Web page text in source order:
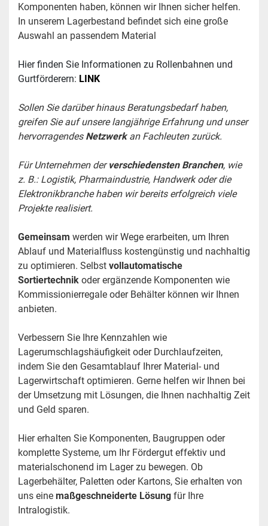
Komponenten haben, können wir Ihnen sicher helfen.
In unserem Lagerbestand befindet sich eine große
Auswahl an passendem Material
Hier finden Sie Informationen zu Rollenbahnen und
Gurtförderern: LINK
Sollen Sie darüber hinaus Beratungsbedarf haben,
greifen Sie auf unsere langjährige Erfahrung und unser
hervorragendes Netzwerk an Fachleuten zurück.
Für Unternehmen der verschiedensten Branchen, wie
z. B.: Logistik, Pharmaindustrie, Handwerk oder die
Elektronikbranche haben wir bereits erfolgreich viele
Projekte realisiert.
Gemeinsam werden wir Wege erarbeiten, um Ihren
Ablauf und Materialfluss kostengünstig und nachhaltig
zu optimieren. Selbst vollautomatische
Sortiertechnik oder ergänzende Komponenten wie
Kommissionierregale oder Behälter können wir Ihnen
anbieten.
Verbessern Sie Ihre Kennzahlen wie
Lagerumschlagshäufigkeit oder Durchlaufzeiten,
indem Sie den Gesamtablauf Ihrer Material- und
Lagerwirtschaft optimieren. Gerne helfen wir Ihnen bei
der Umsetzung mit Lösungen, die Ihnen nachhaltig Zeit
und Geld sparen.
Hier erhalten Sie Komponenten, Baugruppen oder
komplette Systeme, um Ihr Fördergut effektiv und
materialschonend im Lager zu bewegen. Ob
Lagerbehälter, Paletten oder Kartons, Sie erhalten von
uns eine maßgeschneiderte Lösung für Ihre
Intralogistik.